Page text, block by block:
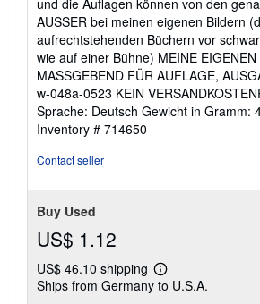
und die Auflagen können von den
AUSSER bei meinen eigenen Bildern
aufrechtstehenden Büchern vor
wie auf einer Bühne) MEINE
MASSGEBEND FÜR AUFLAGE,
w-048a-0523 KEIN
Sprache: Deutsch Gewicht in Gramm:
Inventory # 714650
Contact seller
Buy Used
US$ 1.12
US$ 46.10 shipping
Learn
more
Ships from Germany to U.S.A.